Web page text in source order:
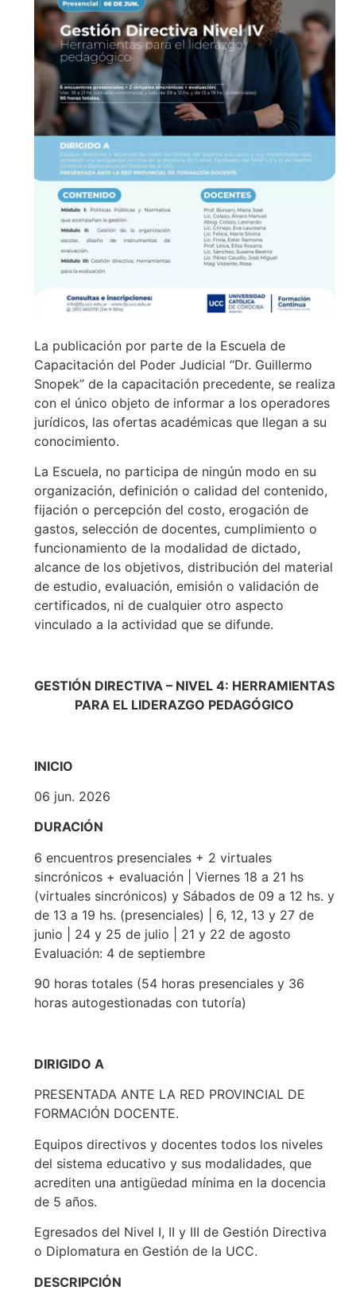
La publicación por parte de la Escuela de
Capacitación del Poder Judicial “Dr. Guillermo
Snopek” de la capacitación precedente, se realiza
con el único objeto de informar a los operadores
jurídicos, las ofertas académicas que llegan a su
conocimiento.
La Escuela, no participa de ningún modo en su
organización, definición o calidad del contenido,
fijación o percepción del costo, erogación de
gastos, selección de docentes, cumplimiento o
funcionamiento de la modalidad de dictado,
alcance de los objetivos, distribución del material
de estudio, evaluación, emisión o validación de
certificados, ni de cualquier otro aspecto
vinculado a la actividad que se difunde.
GESTIÓN DIRECTIVA – NIVEL 4: HERRAMIENTAS
PARA EL LIDERAZGO PEDAGÓGICO
INICIO
06 jun. 2026
DURACIÓN
6 encuentros presenciales + 2 virtuales
sincrónicos + evaluación | Viernes 18 a 21 hs
(virtuales sincrónicos) y Sábados de 09 a 12 hs. y
de 13 a 19 hs. (presenciales) | 6, 12, 13 y 27 de
junio | 24 y 25 de julio | 21 y 22 de agosto
Evaluación: 4 de septiembre
90 horas totales (54 horas presenciales y 36
horas autogestionadas con tutoría)
DIRIGIDO A
PRESENTADA ANTE LA RED PROVINCIAL DE
FORMACIÓN DOCENTE.
Equipos directivos y docentes todos los niveles
del sistema educativo y sus modalidades, que
acrediten una antigüedad mínima en la docencia
de 5 años.
Egresados del Nivel I, II y III de Gestión Directiva
o Diplomatura en Gestión de la UCC.
DESCRIPCIÓN